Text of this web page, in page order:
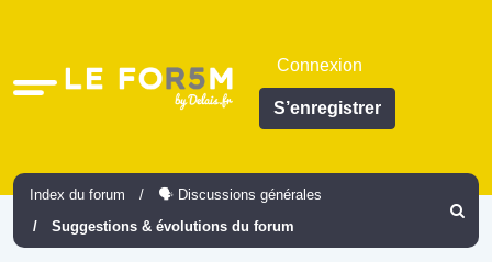
Accès
Connexion
S’enregistrer
Index du forum
🗣️ Discussions générales
Suggestions & évolutions du forum